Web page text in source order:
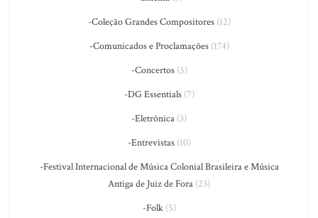
-Coleção Grandes Compositores(12)
-Comunicados e Proclamações(174)
-Concertos(5)
-DG Essentials(7)
-Eletrônica (3)
-Entrevistas(10)
-Festival Internacional de Música Colonial Brasileira e Música
Antiga de Juiz de Fora (23)
-Folk(5)